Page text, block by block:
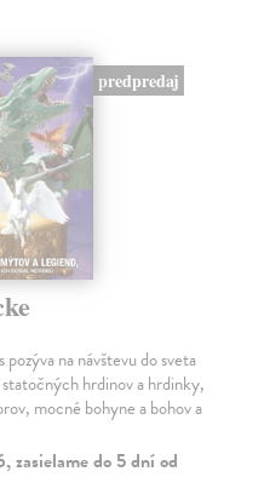
predpredaj
na návštevu do sveta
hrdinov a hrdinky,
mocné bohyne a bohov a
zasielame do 5 dní od